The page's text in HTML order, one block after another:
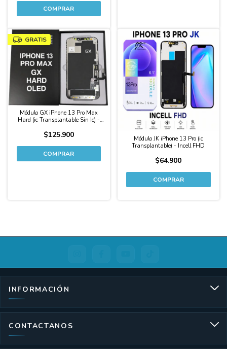
GRATIS
Módulo GX iPhone 13 Pro Max
Hard (ic Transplantable Sin Ic) -
$125.900
Módulo JK iPhone 13 Pro (ic
Transplantable) - Incell FHD
$64.900
INFORMACIÓN
CONTACTANOS